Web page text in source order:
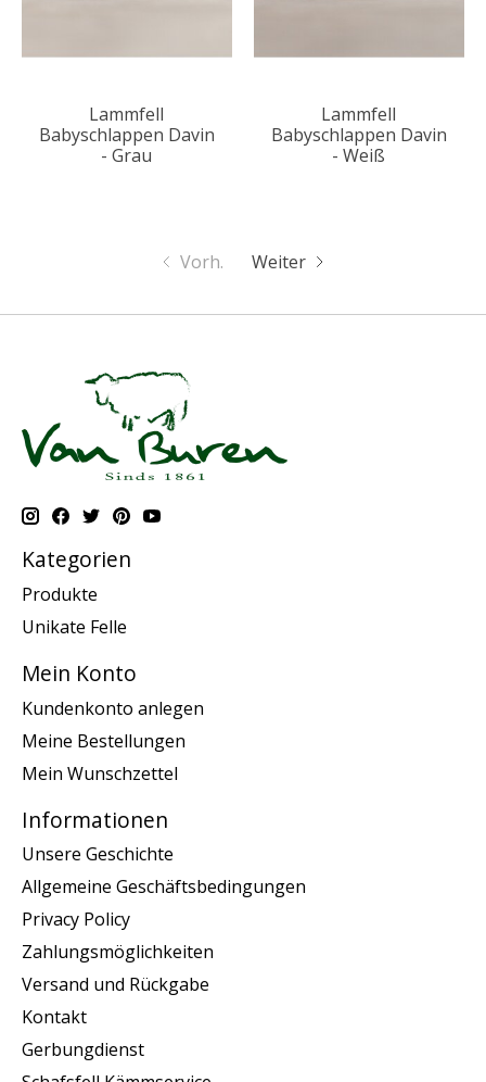
Lammfell
Babyschlappen Davin
- Grau
Lammfell
Babyschlappen Davin
- Weiß
Vorh. Weiter
Kategorien
Produkte
Unikate Felle
Mein Konto
Kundenkonto anlegen
Meine Bestellungen
Mein Wunschzettel
Informationen
Unsere Geschichte
Allgemeine Geschäftsbedingungen
Privacy Policy
Zahlungsmöglichkeiten
Versand und Rückgabe
Kontakt
Gerbungdienst